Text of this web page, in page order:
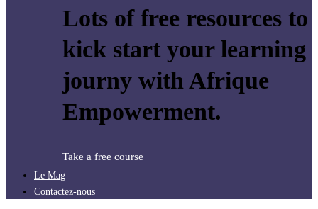
Lots of free resources to
kick start your learning
journy with Afrique
Empowerment.
Take a free course
Le Mag
Contactez-nous